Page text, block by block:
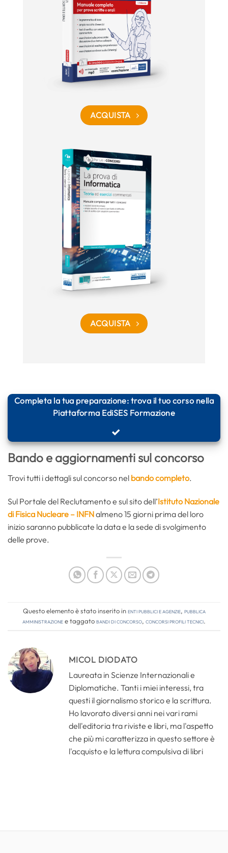
ACQUISTA
ACQUISTA
Completa la tua preparazione: trova il tuo corso nella
Piattaforma EdiSES Formazione
Bando e aggiornamenti sul concorso
Trovi tutti i dettagli sul concorso nel bando completo.
Sul Portale del Reclutamento e sul sito dell’Istituto Nazionale
di Fisica Nucleare – INFNalmeno 15 giorni prima del loro
inizio saranno pubblicate la data e la sede di svolgimento
delle prove.
Questo elemento è stato inserito inEnti pubblici e agenzie, Pubblica
amministrazionee taggatobandi di concorso, concorsi profili tecnici.
MICOL DIODATO
Laureata in Scienze Internazionali e
Diplomatiche. Tanti i miei interessi, tra
questi il giornalismo storico e la scrittura.
Ho lavorato diversi anni nei vari rami
dell'editoria tra riviste e libri, ma l'aspetto
che più mi caratterizza in questo settore è
l'acquisto e la lettura compulsiva di libri